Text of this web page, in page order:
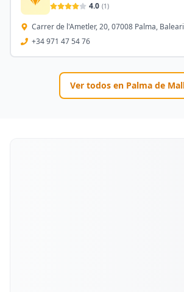
4.0 (1)
Carrer de l'Ametler, 20, 07008 Palma,
+34 971 47 54 76
Ver todos en Palma de